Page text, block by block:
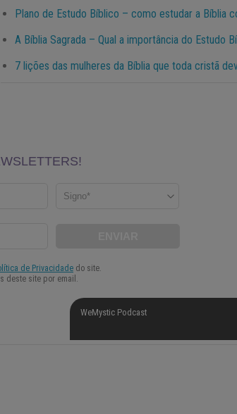
Plano de Estudo Bíblico – como estudar a Bíblia
A Bíblia Sagrada – Qual a importância do Estudo
7 lições das mulheres da Bíblia que toda cristã
WeMystic Podcast